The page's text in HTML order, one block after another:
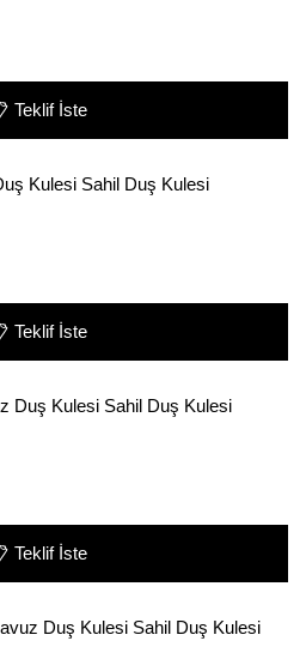
Teklif İste
Kulesi Sahil Duş Kulesi
Teklif İste
Duş Kulesi Sahil Duş Kulesi
Teklif İste
Duş Kulesi Sahil Duş Kulesi